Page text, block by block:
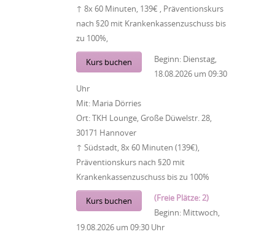
↑ 8x 60 Minuten, 139€ , Präventionskurs
nach §20 mit Krankenkassenzuschuss bis
zu 100%,
Kurs buchen Beginn: Dienstag,
18.08.2026 um 09:30
Uhr
Mit: Maria Dörries
Ort:TKH Lounge, Große Düwelstr. 28,
30171 Hannover
↑ Südstadt, 8x 60 Minuten (139€),
Präventionskurs nach §20 mit
Krankenkassenzuschuss bis zu 100%
Kurs buchen
(Freie Plätze: 2)
Beginn: Mittwoch,
19.08.2026 um 09:30 Uhr